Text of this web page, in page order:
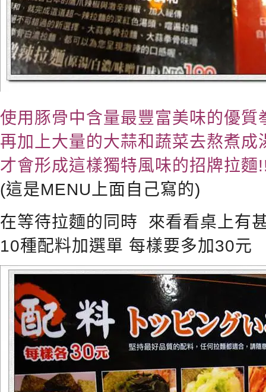
使用豚骨中含量最豐富美味的優質
再加上大量的大蒜和蔬菜去熬煮成
才會形成這樣獨特風味的招牌拉麵
(這是MENU上面自己寫的)
在等待拉麵的同時 來看看桌上有
10種配料加選單 每樣要多加30元